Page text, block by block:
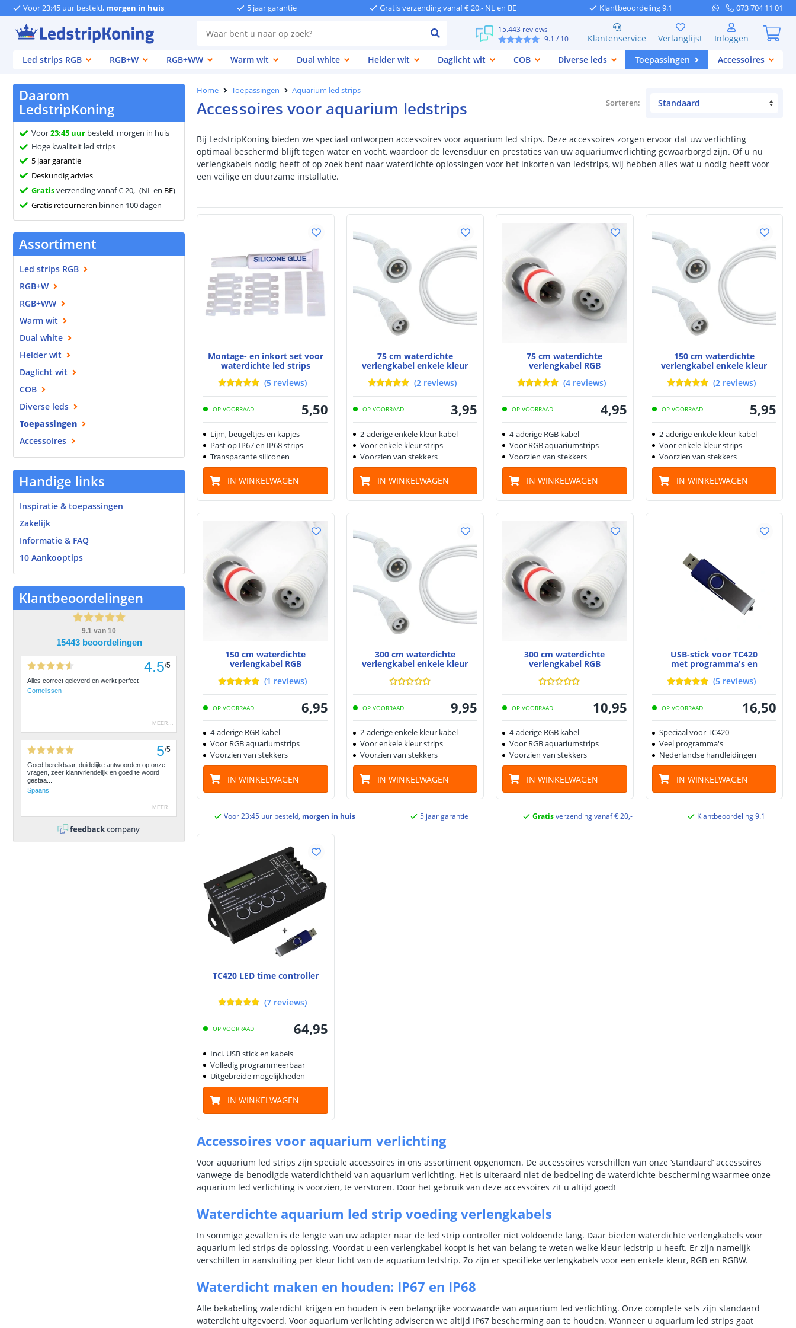
Voor 23:45 uur besteld, morgen in huis 5 jaar garantie Gratis verzending vanaf € 20,- NL en BE Klantbeoordeling 9.1 073 704 11 01
15.443 reviews
9.1 / 10 Klantenservice Verlanglijst
Inloggen
Led strips RGB
RGB+W RGB+WW Warm wit Dual white Helder wit Daglicht wit COB Diverse leds Toepassingen Accessoires
Daarom
LedstripKoning
Voor23:45 uur besteld, morgen in huis
Hoge kwaliteit led strips
5 jaar garantie
Deskundig advies
Gratisverzending vanaf € 20,- (NL en BE)
Gratis retourneren binnen 100 dagen
Assortiment
Led strips RGB
RGB+W
RGB+WW
Warm wit
Dual white
Helder wit
Daglicht wit
COB
Diverse leds
Toepassingen
Accessoires
Handige links
Inspiratie & toepassingen
Zakelijk
Informatie & FAQ
10 Aankooptips
Klantbeoordelingen
9.1 van 10
15443 beoordelingen
4.5/5
Alles correct geleverd en werkt perfect
Cornelissen
MEER ...
5/5
Goed bereikbaar, duidelijke antwoorden op onze
vragen, zeer klantvriendelijk en goed te woord
gestaa...
Spaans
MEER ...
Home Toepassingen Aquarium led strips
Accessoires voor aquarium ledstrips Sorteren:
Bij LedstripKoning bieden we speciaal ontworpen accessoires voor aquarium led strips. Deze accessoires zorgen ervoor dat uw verlichting
optimaal beschermd blijft tegen water en vocht, waardoor de levensduur en prestaties van uw aquariumverlichting gewaarborgd zijn. Of u nu
verlengkabels nodig heeft of op zoek bent naar waterdichte oplossingen voor het inkorten van ledstrips, wij hebben alles wat u nodig heeft voor
een veilige en duurzame installatie.
Montage- en inkort set voor
waterdichte led strips
(5 reviews)
OP VOORRAAD 5,50
Lijm, beugeltjes en kapjes
Past op IP67 en IP68 strips
Transparante siliconen
IN WINKELWAGEN
75 cm waterdichte
verlengkabel enkele kleur
(2 reviews)
OP VOORRAAD 3,95
2-aderige enkele kleur kabel
Voor enkele kleur strips
Voorzien van stekkers
IN WINKELWAGEN
75 cm waterdichte
verlengkabel RGB
(4 reviews)
OP VOORRAAD 4,95
4-aderige RGB kabel
Voor RGB aquariumstrips
Voorzien van stekkers
IN WINKELWAGEN
150 cm waterdichte
verlengkabel enkele kleur
(2 reviews)
OP VOORRAAD 5,95
2-aderige enkele kleur kabel
Voor enkele kleur strips
Voorzien van stekkers
IN WINKELWAGEN
150 cm waterdichte
verlengkabel RGB
(1 reviews)
OP VOORRAAD 6,95
4-aderige RGB kabel
Voor RGB aquariumstrips
Voorzien van stekkers
IN WINKELWAGEN
300 cm waterdichte
verlengkabel enkele kleur
OP VOORRAAD 9,95
2-aderige enkele kleur kabel
Voor enkele kleur strips
Voorzien van stekkers
IN WINKELWAGEN
300 cm waterdichte
verlengkabel RGB
OP VOORRAAD 10,95
4-aderige RGB kabel
Voor RGB aquariumstrips
Voorzien van stekkers
IN WINKELWAGEN
USB-stick voor TC420
met programma's en
(5 reviews)
OP VOORRAAD 16,50
Speciaal voor TC420
Veel programma's
Nederlandse handleidingen
IN WINKELWAGEN
Voor 23:45 uur besteld, morgen in huis 5 jaar garantie Gratisverzending vanaf € 20,- Klantbeoordeling 9.1
TC420 LED time controller
(7 reviews)
OP VOORRAAD 64,95
Incl. USB stick en kabels
Volledig programmeerbaar
Uitgebreide mogelijkheden
IN WINKELWAGEN
Accessoires voor aquarium verlichting
Voor aquarium led strips zijn speciale accessoires in ons assortiment opgenomen. De accessoires verschillen van onze ‘standaard’ accessoires
vanwege de benodigde waterdichtheid van aquarium verlichting. Het is uiteraard niet de bedoeling de waterdichte bescherming waarmee onze
aquarium led verlichting is voorzien, te verstoren. Door het gebruik van deze accessoires zit u altijd goed!
Waterdichte aquarium led strip voeding verlengkabels
In sommige gevallen is de lengte van uw adapter naar de led strip controller niet voldoende lang. Daar bieden waterdichte verlengkabels voor
aquarium led strips de oplossing. Voordat u een verlengkabel koopt is het van belang te weten welke kleur ledstrip u heeft. Er zijn namelijk
verschillen in aansluiting per kleur licht van de aquarium ledstrip. Zo zijn er specifieke verlengkabels voor een enkele kleur, RGB en RGBW.
Waterdicht maken en houden: IP67 en IP68
Alle bekabeling waterdicht krijgen en houden is een belangrijke voorwaarde van aquarium led verlichting. Onze complete sets zijn standaard
waterdicht uitgevoerd. Voor aquarium verlichting adviseren we altijd IP67 bescherming aan te houden. Wanneer u aquarium led strips gaat